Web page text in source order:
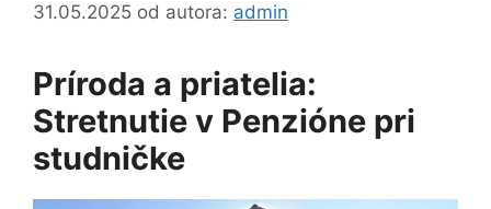
31.05.2025 od autora: admin
Príroda a priatelia:
Stretnutie v Penzióne pri
studničke